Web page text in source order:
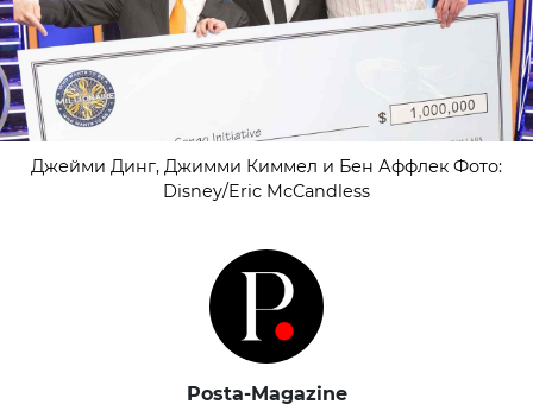
Джейми Динг, Джимми Киммел и Бен Аффлек Фото:
Disney/Eric McCandless
Posta-Magazine